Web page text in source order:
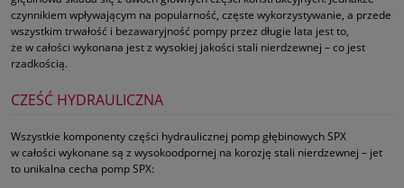
czynnikiem wpływającym na popularność, częste wykorzystywanie, a przede
wszystkim trwałość i bezawaryjność pompy przez długie lata jest to,
że w całości wykonana jest z wysokiej jakości stali nierdzewnej – co jest
rzadkością.
CZEŚĆ HYDRAULICZNA
Wszystkie komponenty części hydraulicznej pomp głębinowych SPX
w całości wykonane są z wysokoodpornej na korozję stali nierdzewnej – jet
to unikalna cecha pomp SPX: